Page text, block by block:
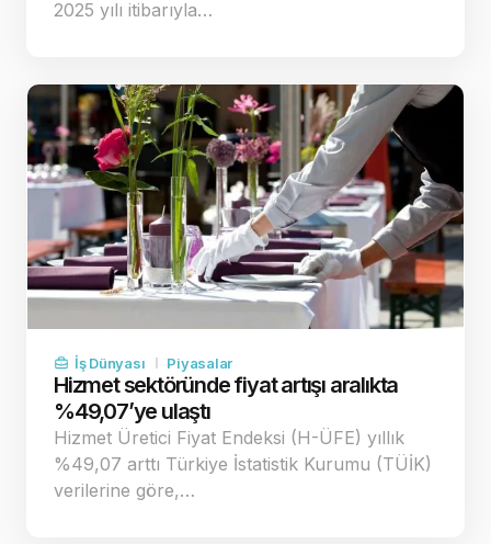
2025 yılı itibarıyla…
İş Dünyası Piyasalar
Hizmet sektöründe fiyat artışı aralıkta
%49,07’ye ulaştı
Hizmet Üretici Fiyat Endeksi (H-ÜFE) yıllık
%49,07 arttı Türkiye İstatistik Kurumu (TÜİK)
verilerine göre,…